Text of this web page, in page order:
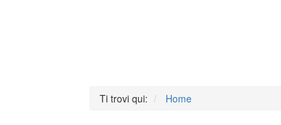
Ti trovi qui: Home